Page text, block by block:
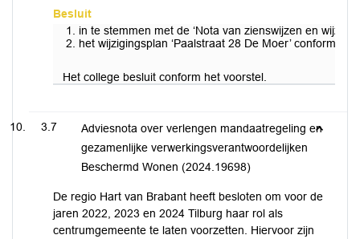
Besluit
in te stemmen met de ‘Nota van zienswijzen en
het wijzigingsplan ‘Paalstraat 28 De Moer’ conform
Het college besluit conform het voorstel.
3.7
Adviesnota over verlengen mandaatregeling en
gezamenlijke verwerkingsverantwoordelijken
Beschermd Wonen (2024.19698)
De regio Hart van Brabant heeft besloten om voor de
jaren 2022, 2023 en 2024 Tilburg haar rol als
centrumgemeente te laten voorzetten. Hiervoor zijn